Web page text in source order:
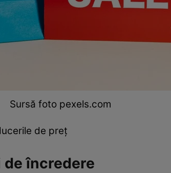
Sursă foto pexels.com
de preț
încredere